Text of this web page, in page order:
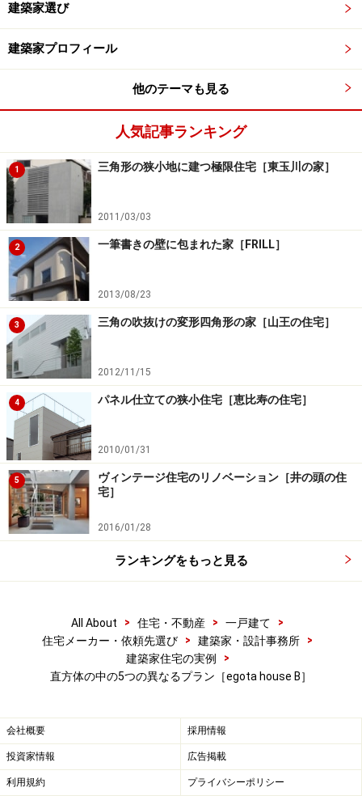
建築家選び
建築家プロフィール
他のテーマも見る
人気記事ランキング
1 三角形の狭小地に建つ極限住宅［東玉川の家］
2011/03/03
2 一筆書きの壁に包まれた家［FRILL］
2013/08/23
3 三角の吹抜けの変形四角形の家［山王の住宅］
2012/11/15
4 パネル仕立ての狭小住宅［恵比寿の住宅］
2010/01/31
5
ヴィンテージ住宅のリノベーション［井の頭の住
宅］
2016/01/28
ランキングをもっと見る
All About > 住宅・不動産 > 一戸建て
>
住宅メーカー・依頼先選び
> 建築家・設計事務所
>
建築家住宅の実例
>
直方体の中の5つの異なるプラン［egota house B］
会社概要 採用情報
投資家情報 広告掲載
利用規約 プライバシーポリシー